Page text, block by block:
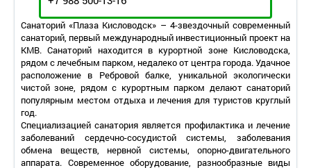
Санаторий «Плаза Кисловодск» – 4-звездочный современный
санаторий, первый международный инвестиционный проект на
КМВ. Санаторий находится в курортной зоне Кисловодска,
рядом с лечебным парком, недалеко от центра города. Удачное
расположение в Ребровой балке, уникальной экологически
чистой зоне, рядом с курортным парком делают санаторий
популярным местом отдыха и лечения для туристов круглый
год.
Специализацией санатория является профилактика и лечение
заболеваний сердечно-сосудистой системы, заболевания
обмена веществ, нервной системы, опорно-двигательного
аппарата. Современное оборудование, разнообразные виды